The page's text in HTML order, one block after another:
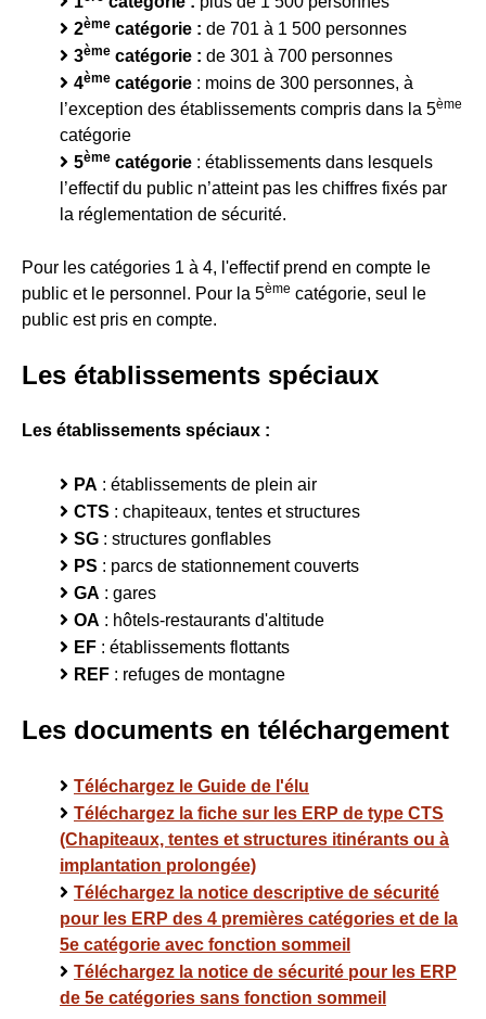
2ème catégorie : de 701 à 1 500 personnes
3ème catégorie : de 301 à 700 personnes
4ème catégorie : moins de 300 personnes, à
l’exception des établissements compris dans la 5ème
catégorie
5ème catégorie : établissements dans lesquels
l’effectif du public n’atteint pas les chiffres fixés par
la réglementation de sécurité.
Pour les catégories 1 à 4, l'effectif prend en compte le
public et le personnel. Pour la 5ème catégorie, seul le
public est pris en compte.
Les établissements spéciaux
Les établissements spéciaux :
PA : établissements de plein air
CTS : chapiteaux, tentes et structures
SG : structures gonflables
PS : parcs de stationnement couverts
GA : gares
OA : hôtels-restaurants d'altitude
EF : établissements flottants
REF : refuges de montagne
Les documents en téléchargement
Téléchargez le Guide de l'élu
Téléchargez la fiche sur les ERP de type CTS
(Chapiteaux, tentes et structures itinérants ou à
implantation prolongée)
Téléchargez la notice descriptive de sécurité
pour les ERP des 4 premières catégories et de la
5e catégorie avec fonction sommeil
Téléchargez la notice de sécurité pour les ERP
de 5e catégories sans fonction sommeil